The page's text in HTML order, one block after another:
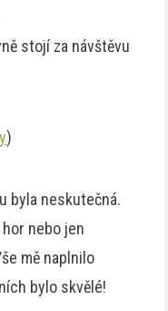
stojí za návštěvu
)
byla neskutečná.
nebo jen
mě naplnilo
bylo skvělé!